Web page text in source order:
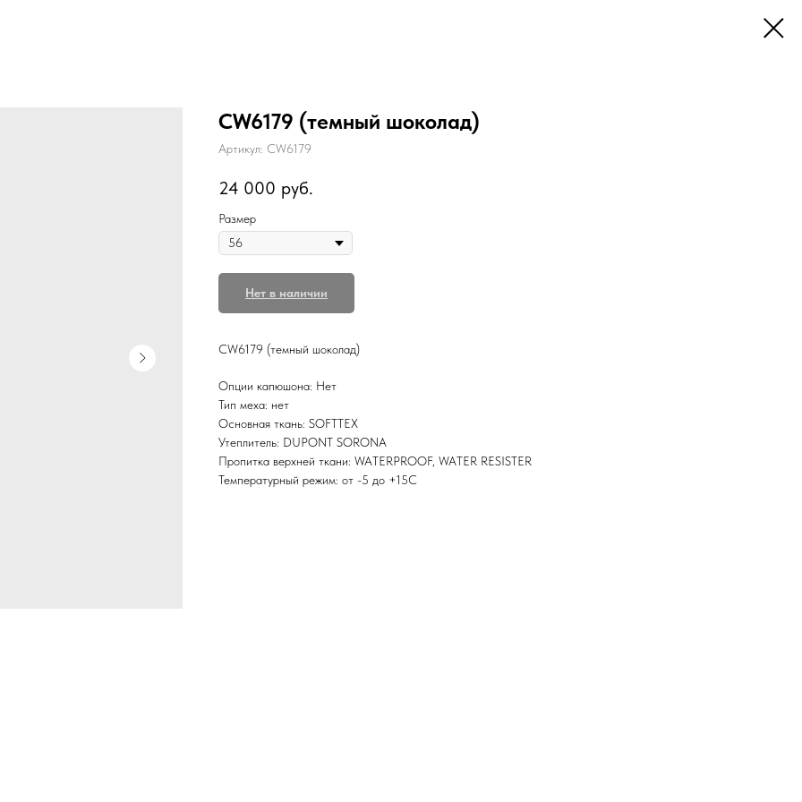
CW6179 (темный шоколад)
Артикул: CW6179
24 000 руб.
Размер
Нет в наличии
CW6179 (темный шоколад)
Опции капюшона: Нет
Тип меха: нет
Основная ткань: SOFTTEX
Утеплитель: DUPONT SORONA
Пропитка верхней ткани: WATERPROOF, WATER RESISTER
Температурный режим: от -5 до +15С